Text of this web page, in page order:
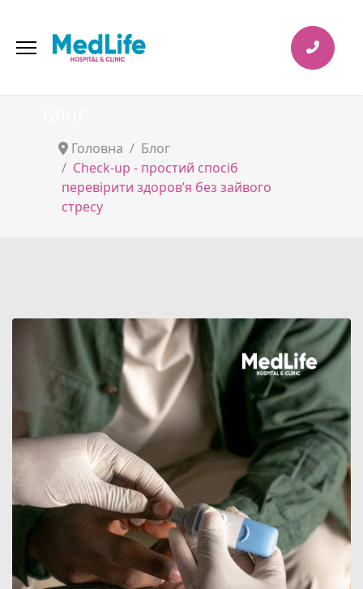
Головна
Блог
Check-up - простий спосіб
перевірити здоровʼя без зайвого
стресу